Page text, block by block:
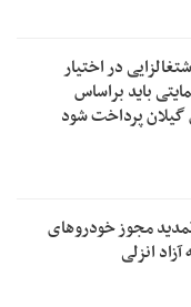
در اختیار
باید براساس
گیلان پرداخت شود
مجوز خودروهای
انزلی